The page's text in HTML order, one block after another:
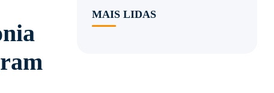
MAIS LIDAS